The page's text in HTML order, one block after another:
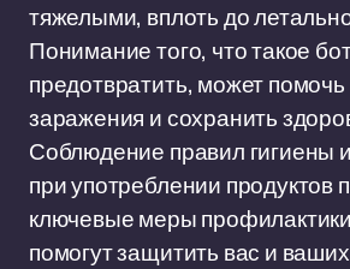
тяжелыми, вплоть до
Понимание того, что такое
предотвратить, может
заражения и сохранить
Соблюдение правил гигиены
при употреблении продуктов
ключевые меры
помогут защитить вас и